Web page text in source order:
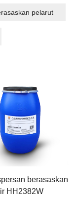
pelarut
berasaskan
HH2382W